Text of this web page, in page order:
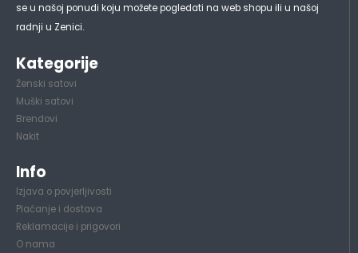
se u našoj ponudi koju možete pogledati na web shopu ili u našoj
radnji u Zenici.
Kategorije
Ženski satovi
Muški satovi
Brendovi
Nakit
Info
Izjava o povjerljivosti
Plaćanje i dostava
Reklamacije i prigovori
O nama